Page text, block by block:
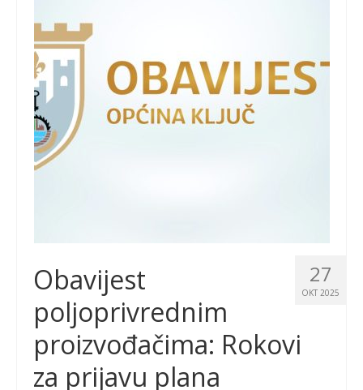
27
OKT 2025
Obavijest
poljoprivrednim
proizvođačima: Rokovi
za prijavu plana